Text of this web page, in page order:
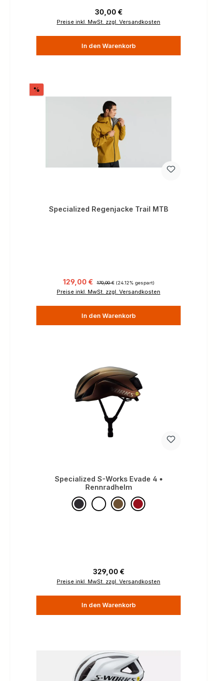
Regulärer Preis:
30,00 €
Preise inkl. MwSt. zzgl. Versandkosten
In den Warenkorb
%
Specialized Regenjacke Trail MTB
Verkaufspreis:
129,00 € Regulärer Preis:
170,00 € (24.12% gespart)
Preise inkl. MwSt. zzgl. Versandkosten
In den Warenkorb
Specialized S-Works Evade 4 •
Rennradhelm
Regulärer Preis:
329,00 €
Preise inkl. MwSt. zzgl. Versandkosten
In den Warenkorb